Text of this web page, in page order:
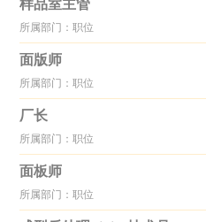
样品室主管
所属部门：职位
面版师
所属部门：职位
厂长
所属部门：职位
面板师
所属部门：职位